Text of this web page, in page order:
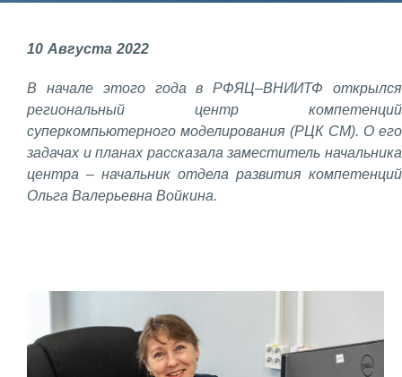
Фундаментальные и прикладные
исследования
Газодинамические исследования
Экспериментальная база
Космическая защита Земли
Забабахинские научные чтения
Премии молодым ученым
Интеллектуальная собственность
10 Августа 2022
В начале этого года в РФЯЦ–ВНИИТФ открылся
региональный центр компетенций
суперкомпьютерного моделирования (РЦК СМ). О его
задачах и планах рассказала заместитель начальника
центра – начальник отдела развития компетенций
Ольга Валерьевна Войкина.